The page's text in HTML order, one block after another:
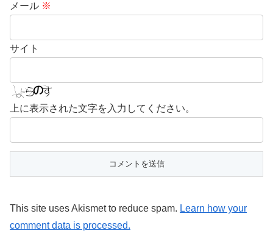
メール ※
サイト
上に表示された文字を入力してください。
This site uses Akismet to reduce spam. Learn how your
comment data is processed.